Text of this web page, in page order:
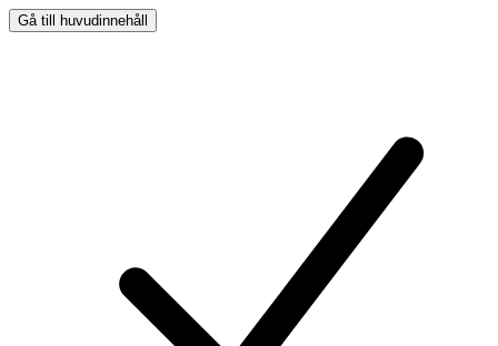
Gå till huvudinnehåll